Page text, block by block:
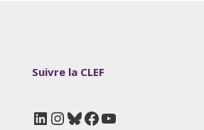
Suivre la CLEF
LinkedIn
Instagram
Bluesky
Facebook
YouTube